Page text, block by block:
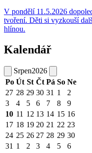
V pondělí 11.5.2026
tvoření. Děti si vyzkouší
hlínou.
Kalendář
Srpen2026
Po Út St Čt Pá So Ne
27 28 29 30 31 1
2
3
4 5 6 7 8
9
10 11 12 13 14 15 16
17 18 19 20 21 22 23
24 25 26 27 28 29 30
31 1 2 3 4 5 6